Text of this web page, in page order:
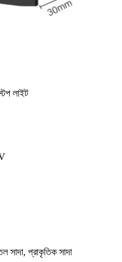
লাইট
সাদা, প্রাকৃতিক সাদা